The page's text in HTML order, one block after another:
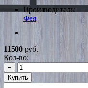
Производитель:
Фея
11500 руб.
Кол-во:
−
Купить